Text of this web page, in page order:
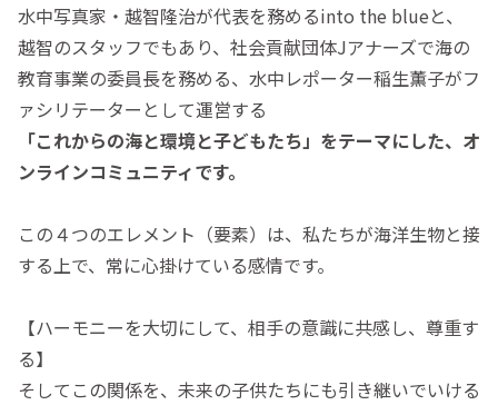
水中写真家・越智隆治が代表を務めるinto the blueと、
越智のスタッフでもあり、社会貢献団体Jアナーズで海の
教育事業の委員長を務める、水中レポーター稲生薫子がフ
ァシリテーターとして運営する
「これからの海と環境と子どもたち」をテーマにした、オ
ンラインコミュニティです。
この４つのエレメント（要素）は、私たちが海洋生物と接
する上で、常に心掛けている感情です。
【ハーモニーを大切にして、相手の意識に共感し、尊重す
る】
そしてこの関係を、未来の子供たちにも引き継いでいける